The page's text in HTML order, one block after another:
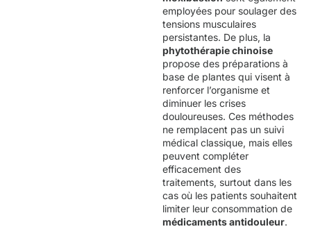
employées pour soulager des
tensions musculaires
persistantes. De plus, la
phytothérapie chinoise
propose des préparations à
base de plantes qui visent à
renforcer l’organisme et
diminuer les crises
douloureuses. Ces méthodes
ne remplacent pas un suivi
médical classique, mais elles
peuvent compléter
efficacement des
traitements, surtout dans les
cas où les patients souhaitent
limiter leur consommation de
médicaments antidouleur.